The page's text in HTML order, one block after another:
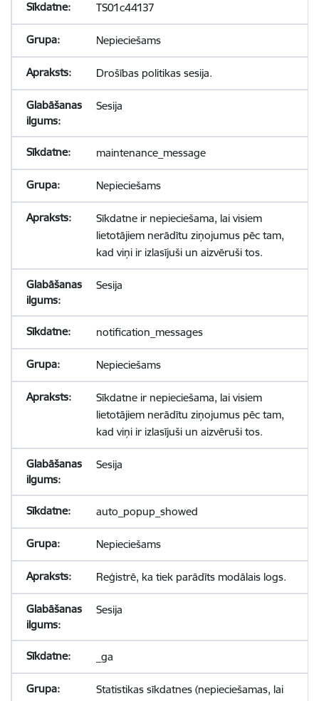
TS01c44137
Nepieciešams
Drošības politikas sesija.
Sesija
maintenance_message
Nepieciešams
Sīkdatne ir nepieciešama, lai visiem
lietotājiem nerādītu ziņojumus pēc tam,
kad viņi ir izlasījuši un aizvēruši tos.
Sesija
notification_messages
Nepieciešams
Sīkdatne ir nepieciešama, lai visiem
lietotājiem nerādītu ziņojumus pēc tam,
kad viņi ir izlasījuši un aizvēruši tos.
Sesija
auto_popup_showed
Nepieciešams
Reģistrē, ka tiek parādīts modālais logs.
Sesija
_ga
Statistikas sīkdatnes (nepieciešamas, lai